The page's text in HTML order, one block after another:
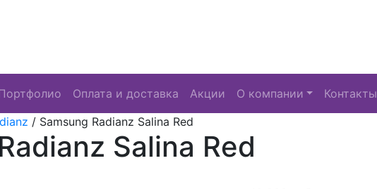
Оплата и доставка Акции О компании
Контакты
/ Samsung Radianz Salina Red
Salina Red